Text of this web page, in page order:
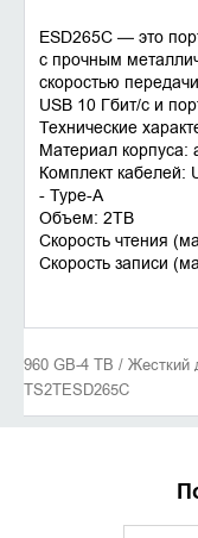
ESD265C — это
с прочным
скоростью
USB 10 Гбит/с и
Технические
Материал
Комплект кабелей:
- Type-A
Объем: 2TB
Скорость чтения
Скорость записи
960 GB-4 TB / Жесткий
TS2TESD265C